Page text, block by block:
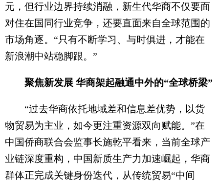
元，但行业边界持续消融，新生代华商不仅要面
对住在国同行业竞争，还要直面来自全球范围的
市场角逐。“只有不断学习、与时俱进，才能在
新浪潮中站稳脚跟。”
聚焦新发展 华商架起融通中外的“全球桥梁”
“过去华商依托地域差和信息差优势，以货
物贸易为主业，如今更注重资源双向赋能。”在
中国侨商联合会监事长施乾平看来，当前全球产
业链深度重构，中国新质生产力加速崛起，华商
群体正完成关键身份迭代，从传统贸易“中间